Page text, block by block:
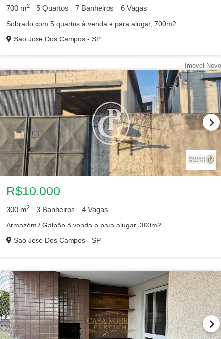
700 m2 5 Quartos 7 Banheiros 6 Vagas
Sobrado com 5 quartos à venda e para alugar, 700m2
Sao Jose Dos Campos - SP
Imóvel Novo
R$10.000
300 m2 3 Banheiros 4 Vagas
Armazém / Galpão à venda e para alugar, 300m2
Sao Jose Dos Campos - SP
1 2 3
153Salas Comerciais para alugar
48Casas de Condomínio para alugar
36Casas para alugar 13Sobrados para alugar
7Terrenos / Lotes para alugar 6Chácaras para alugar